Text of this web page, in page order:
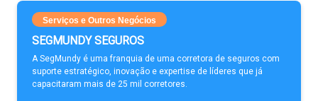
Serviços e Outros Negócios
SEGMUNDY SEGUROS
A SegMundy é uma franquia de uma corretora de seguros com
suporte estratégico, inovação e expertise de líderes que já
capacitaram mais de 25 mil corretores.